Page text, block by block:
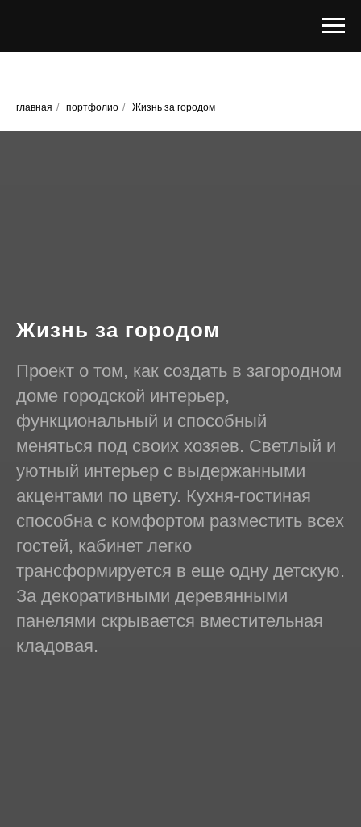
главная / портфолио / Жизнь за городом
Жизнь за городом
Проект о том, как создать в загородном
доме городской интерьер,
функциональный и способный
меняться под своих хозяев. Светлый и
уютный интерьер с выдержанными
акцентами по цвету. Кухня-гостиная
способна с комфортом разместить всех
гостей, кабинет легко
трансформируется в еще одну детскую.
За декоративными деревянными
панелями скрывается вместительная
кладовая.